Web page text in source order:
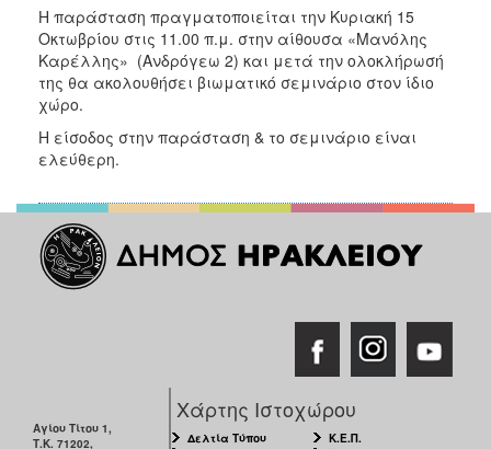
ΤΟΠΟΣ
ΠΟΛΙΤΙΣΜΟΣ
ΑΝΘΕΚΤΙΚΗ
ΠΟΛΗ
Η παράσταση πραγματοποιείται την Κυριακή 15
Οκτωβρίου στις 11.00 π.μ. στην αίθουσα «Μανόλης
Καρέλλης» (Ανδρόγεω 2) και μετά την ολοκλήρωσή
της θα ακολουθήσει βιωματικό σεμινάριο στον ίδιο
χώρο.
Η είσοδος στην παράσταση & το σεμινάριο είναι
ελεύθερη.
Αγίου Τίτου 1,
Τ.Κ. 71202,
Χάρτης Ιστοχώρου
Δελτία Τύπου
Κ.Ε.Π.